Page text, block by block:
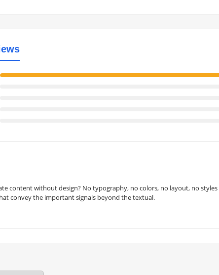
content without design? No typography, no colors, no layout, no styles
convey the important signals beyond the textual.